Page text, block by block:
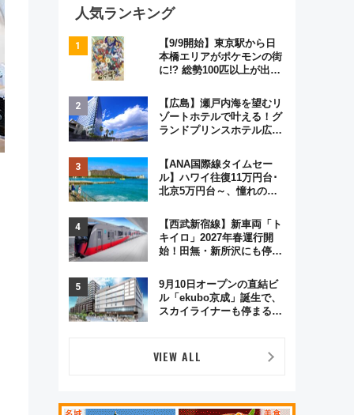
人気ランキング
【9/9開始】東京駅から日
本橋エリアがポケモンの街
に!? 総勢100匹以上が出現
格謎解き・グッズ情報まと
め
【広島】瀬戸内海を望むリ
ゾートホテルで叶える！グ
ランドプリンスホテル広島
ジュアルパーティープラン
【ANA国際線タイムセー
ル】ハワイ往復11万円台･
北京5万円台～、憧れのビ
GW旅行まで狙える激アツ
路線まとめ（8/10まで）
【西武新宿線】新車両「ト
キイロ」2027年春運行開
始！田無・新所沢にも停
弾」も
9月10日オープンの直結ビ
ル「ekubo京成」誕生で、
スカイライナーも停まる巨
公開！
VIEW ALL